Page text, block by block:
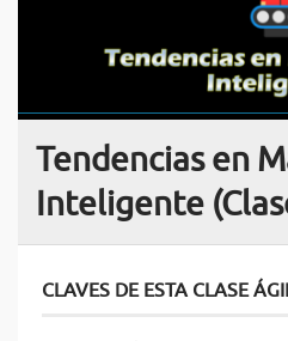
Tendencias en
Inteligente
CLAVES DE ESTA CLASE